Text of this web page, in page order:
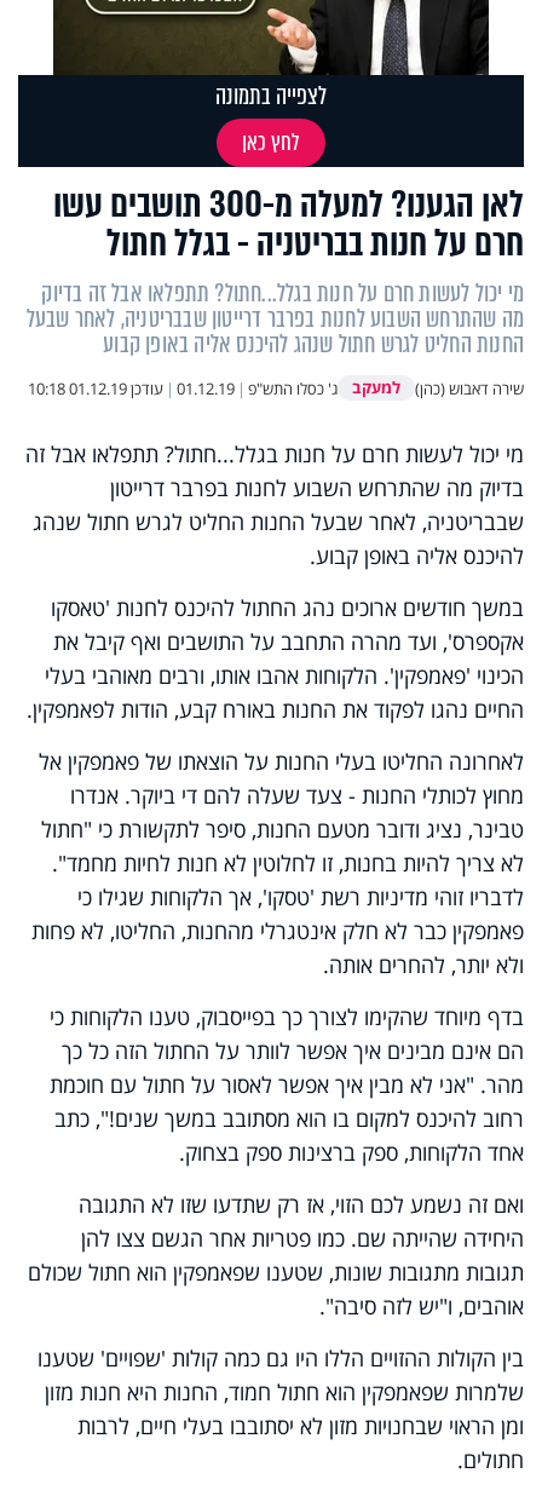
לאן הגענו? למעלה מ-300 תושבים עשו
חרם על חנות בבריטניה - בגלל חתול
מי יכול לעשות חרם על חנות בגלל...חתול? תתפלאו אבל זה בדיוק
מה שהתרחש השבוע לחנות בפרבר דרייטון שבבריטניה, לאחר שבעל
החנות החליט לגרש חתול שנהג להיכנס אליה באופן קבוע
שירה דאבוש (כהן) למעקב ג' כסלו התש"פ |
01.12.19
| עודכן01.12.19 10:18
לצפייה בתמונה
לחץ כאן
מי יכול לעשות חרם על חנות בגלל...חתול? תתפלאו אבל זה
בדיוק מה שהתרחש השבוע לחנות בפרבר דרייטון
שבבריטניה, לאחר שבעל החנות החליט לגרש חתול שנהג
להיכנס אליה באופן קבוע.
במשך חודשים ארוכים נהג החתול להיכנס לחנות 'טאסקו
אקספרס', ועד מהרה התחבב על התושבים ואף קיבל את
הכינוי 'פאמפקין'. הלקוחות אהבו אותו, ורבים מאוהבי בעלי
החיים נהגו לפקוד את החנות באורח קבע, הודות לפאמפקין.
לאחרונה החליטו בעלי החנות על הוצאתו של פאמפקין אל
מחוץ לכותלי החנות - צעד שעלה להם די ביוקר. אנדרו
טבינר, נציג ודובר מטעם החנות, סיפר לתקשורת כי "חתול
לא צריך להיות בחנות, זו לחלוטין לא חנות לחיות מחמד".
לדבריו זוהי מדיניות רשת 'טסקו', אך הלקוחות שגילו כי
פאמפקין כבר לא חלק אינטגרלי מהחנות, החליטו, לא פחות
ולא יותר, להחרים אותה.
בדף מיוחד שהקימו לצורך כך בפייסבוק, טענו הלקוחות כי
הם אינם מבינים איך אפשר לוותר על החתול הזה כל כך
מהר. "אני לא מבין איך אפשר לאסור על חתול עם חוכמת
רחוב להיכנס למקום בו הוא מסתובב במשך שנים!", כתב
אחד הלקוחות, ספק ברצינות ספק בצחוק.
ואם זה נשמע לכם הזוי, אז רק שתדעו שזו לא התגובה
היחידה שהייתה שם. כמו פטריות אחר הגשם צצו להן
תגובות מתגובות שונות, שטענו שפאמפקין הוא חתול שכולם
אוהבים, ו"יש לזה סיבה".
בין הקולות ההזויים הללו היו גם כמה קולות 'שפויים' שטענו
שלמרות שפאמפקין הוא חתול חמוד, החנות היא חנות מזון
ומן הראוי שבחנויות מזון לא יסתובבו בעלי חיים, לרבות
חתולים.